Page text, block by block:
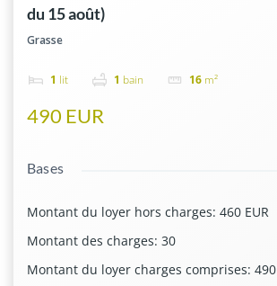
du 15 août)
Grasse
1 lit 1 bain 16 m²
490 EUR
Bases
Montant du loyer hors charges: 460 EUR
Montant des charges: 30
Montant du loyer charges comprises: 490